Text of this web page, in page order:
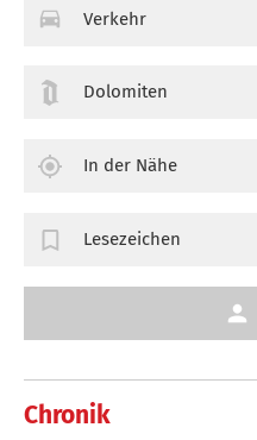
Chronik
Verkehr
Dolomiten
In der Nähe
Lesezeichen